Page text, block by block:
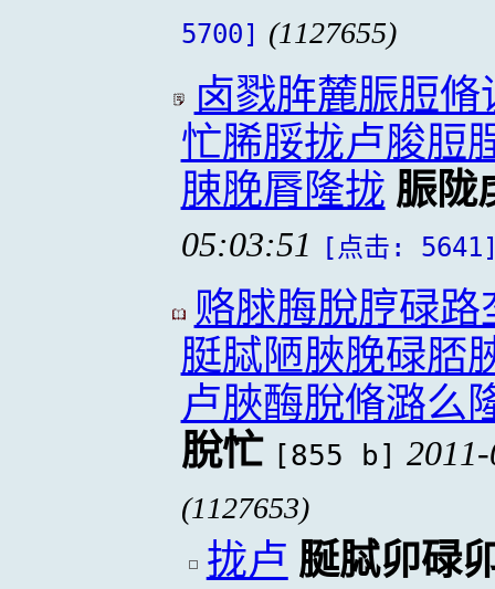
5700] (1127655)
卤戮脌麓脤脰
忙脪脮拢卢脧脰
脨脕脣隆拢 脤陇
05:03:51 [点击:
赂脙脢脫脝碌
脡脦陋脥脕碌脴
卢脥酶脫脩潞么
脫忙 [855 b]
(1127653)
拢卢 脠脦卯碌